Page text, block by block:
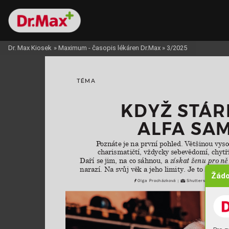
KDYŽ ST
ALFA
Poznáte je na první pohled. Většinou
charismatičtí, vždycky sebevědomí,
Daří se jim, na co sáhnou, a získat ženu pro
narazí. Na svůj věk a jeho limity. Je to šok,
Olga Procházková | Shutterstock.cz,
TÉMA
Dr. Max Kiosek » Maximum - časopis lékáren Dr.Max » 3/2025